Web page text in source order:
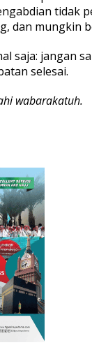
tidak
dan mungkin
saja: jangan
selesai.
wabarakatuh.